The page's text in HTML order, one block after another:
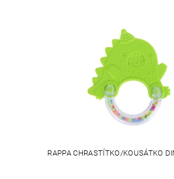
RAPPA CHRASTÍTKO/KOUSÁTKO